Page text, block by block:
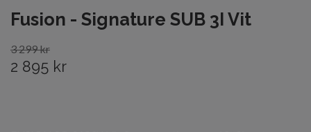
Fusion - Signature SUB 3I Vit
3 299 kr
2 895 kr